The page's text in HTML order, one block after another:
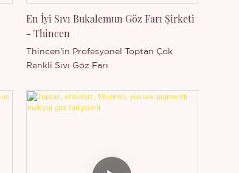
En İyi Sıvı Bukalemun Göz Farı Şirketi
- Thincen
Thincen'in Profesyonel Toptan Çok
Renkli Sıvı Göz Farı